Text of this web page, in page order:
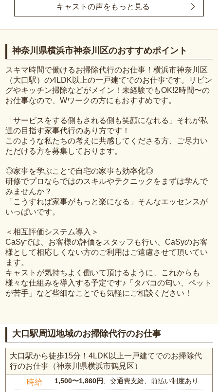
キャストの声をもっと見る
神奈川県横浜市神奈川区のおすすめポイント
スキマ時間で働けるお掃除代行のお仕事！横浜市神奈川区
（大口駅）の4LDK以上の一戸建てでのお仕事です。リビン
グやキッチン掃除などがメイン！未経験でもOK!2時間〜の
お仕事なので、Wワークの方にもおすすめです。
「サービスをする側もされる側も笑顔になれる」それが私
達の目指す家事代行のあり方です！
このような私たちの考えに共感してくださる方、ご尽力い
ただける方を募集しております。
◎家事を学ぶことで自宅の家事も効率化◎
研修でプロならではのスキルやテクニックをまずは学んで
みませんか？
「こうすれば家事がもっと楽になる」そんなエッセンスが
いっぱいです。
＜相互評価システム導入＞
CaSyでは、お客様の評価をスタッフも行い、CaSyのお客
様として相応しくない方のご利用はご遠慮させて頂いてい
ます。
キャストが気持ちよく働いて頂けるように、これからも
様々な仕組みを導入する予定です♪「タバコの匂い、ペット
が苦手」など些細なことでも気軽にご相談ください！
大口駅周辺地域のお掃除代行のお仕事
大口駅から徒歩15分！4LDK以上一戸建てでのお掃除代
行のお仕事（神奈川県横浜市鶴見区）
時給 1,500〜1,860円、交通費支給、前払い制度あり